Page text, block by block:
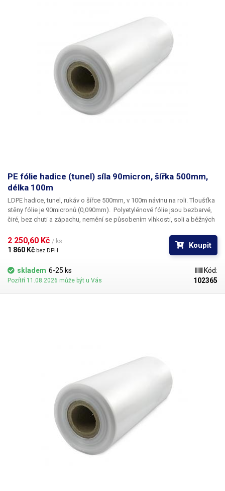
PE fólie hadice (tunel) síla 90micron, šířka 500mm,
délka 100m
LDPE hadice, tunel, rukáv o šířce 500mm, v 100m návinu na roli. Tloušťka
stěny fólie je 90micronů (0,090mm). ​Polyetylénové fólie jsou bezbarvé,
čiré, bez chuti a zápachu, nemění se působením vlhkosti, soli a běžných
odolné proti mrazu a vlhkosti. Fólie je vhodná pro výrobu pytlů, sáčků a
obalů jakéhokoliv zboží. PE fólie jsou zdravotně nezávadné, 100%
recyklovatelné a jsou vhodné i pro balení potravin (certifikát k
dispozici). Jako obalový prostředek splňují požadavky zákona č.
477/2001 Sb. (zákon o obalech). Ideální pro svařování všemi impulsními
svářečkami z naší nabídky. Cena je za roli 100 metrů. Materiál: LD-PE
(Low Density Polyethylen) Tloušťka materiálu: 90micron (0,090mm)*2
2 250,60 Kč / ks
1 860 Kč bez DPH
Koupit
skladem 6-25 ks
Pozítří 11.08.2026 může být u Vás
Kód:
102365